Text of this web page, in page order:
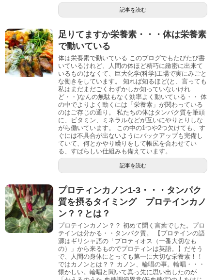
記事を読む
足りてますか栄養素・・・体は栄養素
で動いている
体は栄養素で動いている このブログでもたびたび書
いているけれど、人間の体ほど精巧に緻密に出来て
いるものはなくて、巨大化学(科学)工場で実にみごと
な働きをしています。 知れば知るほど(と、言っても
私はまだまだごくわずかしか知っていないけれ
ど・・)なんの無駄もなく効率よく動いている・・ 体
の中でよりよく動くには「栄養素」が関わっている
のはご存じの通り。 私たちの体はタンパク質を筆頭
に、ビタミン、ミネラルなどが互いにやりとりしな
がら働いています。 この中の1つや2つ欠けても、す
ぐには不具合が出ないようにバックアップも完備し
ていて、何とかやり繰りをして帳尻を合わせてい
る、すばらしい仕組みも備えています。
記事を読む
プロティンカノン1-3・・・タンパク
質を摂るタイミング プロテインカノ
ン？？とは？
プロテインカノン？？ 初めて聞く言葉でした。プロ
テインは分かる・・タンパク質。 【プロテインの語
源はギリシャ語の「プロティオス（一番大切なも
の）」から来るものでプロティンは英語。】だそう
で、人間の身体にとっても第一に大切な栄養素！！
ではカノンとは？？ カノン、輪唱の事。輪唱・・・
懐かしい。輪唱と聞いて真っ先に思い出したのが